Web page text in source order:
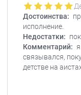
Достоинства:
исполнение.
Недостатки:
Комментарий:
связывался,
детстве на